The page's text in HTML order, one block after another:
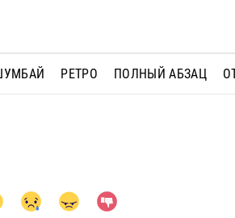
РЕТРО ПОЛНЫЙ АБЗАЦ